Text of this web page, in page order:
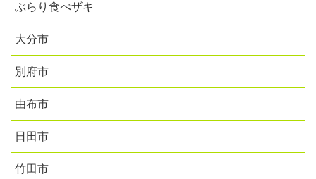
ぶらり食べザキ
大分市
別府市
由布市
日田市
竹田市